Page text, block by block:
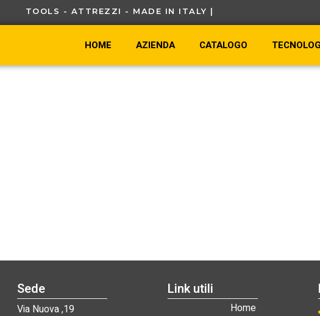
TOOLS - ATTREZZI - MADE IN ITALY |
HOME AZIENDA CATALOGO
Sede
Via Nuova ,19
Link utili
Home